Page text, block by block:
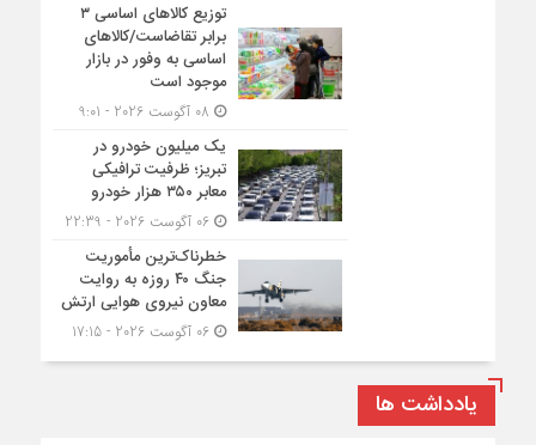
توزیع کالاهای اساسی ۳
برابر تقاضاست/کالاهای
اساسی به وفور در بازار
موجود است
یک میلیون خودرو در
تبریز؛ ظرفیت ترافیکی
معابر ۳۵۰ هزار خودرو
06 آگوست 2026 - 22:39
خطرناک‌ترین مأموریت
جنگ ۴۰ روزه به روایت
معاون نیروی هوایی ارتش
06 آگوست 2026 - 17:15
یادداشت ها